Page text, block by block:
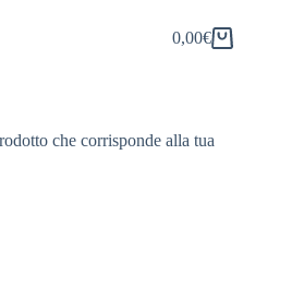
Carrello
0,00€
che corrisponde alla tua